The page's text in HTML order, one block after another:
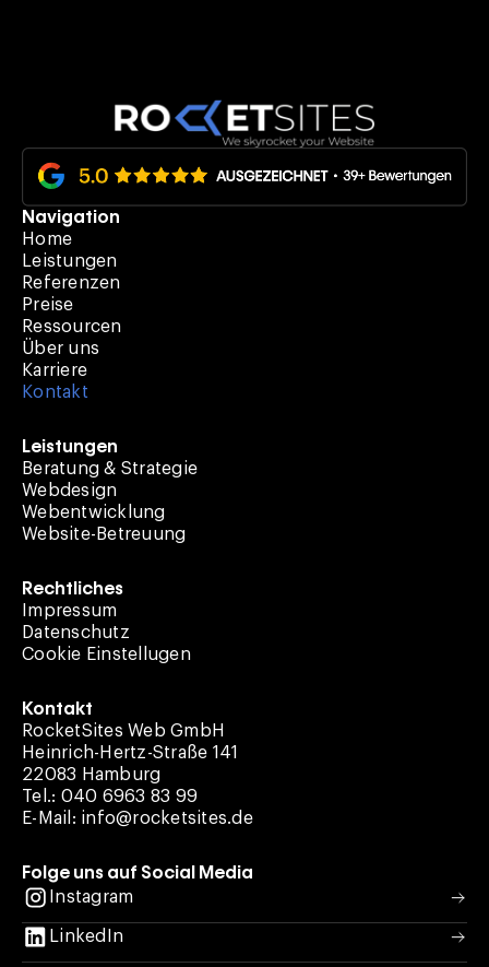
Navigation
Home
Leistungen
Referenzen
Preise
Ressourcen
Über uns
Karriere
Kontakt
Leistungen
Beratung & Strategie
Webdesign
Webentwicklung
Website-Betreuung
Rechtliches
Impressum
Datenschutz
Cookie Einstellugen
Kontakt
RocketSites Web GmbH
Heinrich-Hertz-Straße 141
22083 Hamburg
Tel.: 040 6963 83 99
E-Mail: info@rocketsites.de
Folge uns auf Social Media
Instagram
LinkedIn